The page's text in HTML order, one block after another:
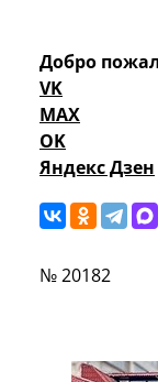
Добро
VK
MAX
OK
Яндекс Дзен
№ 20182